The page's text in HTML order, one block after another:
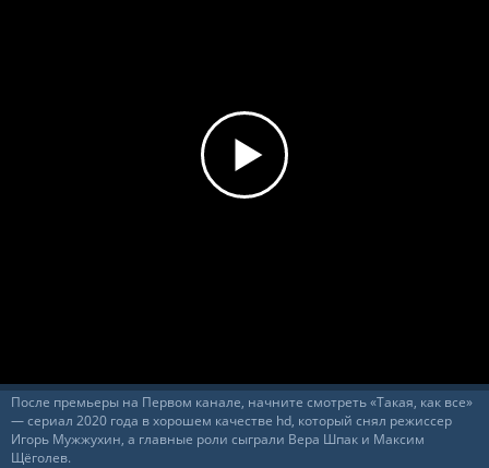
После премьеры на Первом канале, начните смотреть «Такая, как все»
— сериал 2020 года в хорошем качестве hd, который снял режиссер
Игорь Мужжухин, а главные роли сыграли Вера Шпак и Максим
Щёголев.